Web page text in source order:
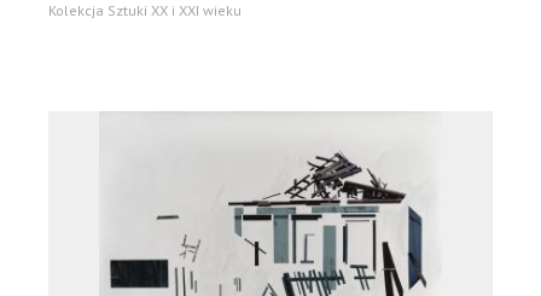
Kolekcja Sztuki XX i XXI wieku